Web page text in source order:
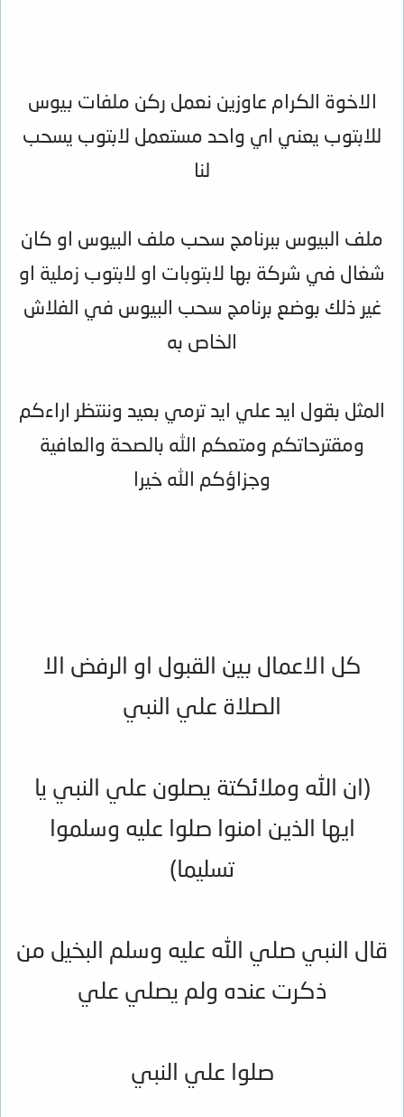
الاخوة الكرام عاوزين نعمل ركن ملفات بيوس
للابتوب يعني اي واحد مستعمل لابتوب يسحب
لنا
ملف البيوس ببرنامج سحب ملف البيوس او كان
شغال في شركة بها لابتوبات او لابتوب زملية او
غير ذلك بوضع برنامج سحب البيوس في الفلاش
الخاص به
المثل بقول ايد علي ايد ترمي بعيد وننتظر اراءكم
ومقترحاتكم ومتعكم الله بالصحة والعافية
وجزاؤكم الله خيرا
كل الاعمال بين القبول او الرفض الا
الصلاة علي النبي
(ان الله وملائكتة يصلون علي النبي يا
ايها الذين امنوا صلوا عليه وسلموا
تسليما)
قال النبي صلي الله عليه وسلم البخيل من
ذكرت عنده ولم يصلي علي
صلوا علي النبي